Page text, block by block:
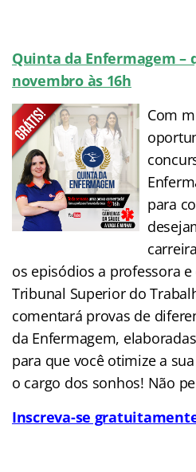
Quinta da Enfermagem –
novembro às 16h
Com
para
os episódios a professora
Tribunal Superior do
comentará provas de
da Enfermagem,
para que você otimize a
o cargo dos sonhos! Não
Inscreva-se